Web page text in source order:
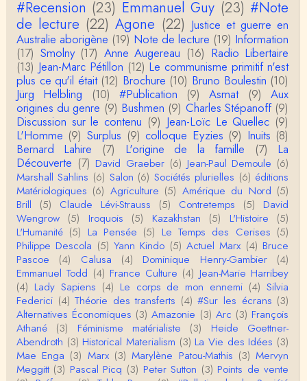
roland chaudat
Votre gourmandise sera probablement récompens
ée parce que Snow apporte "de l'eau à votre m
o…
Christophe Darmangeat
...Et merci à vous pour Snow – qui m'a l'air d'être
davantage une histoire qu'une et…
roland chaudat
Tout à fait d'accord avec vous et quant à Leacock j
e n'ai lu qu'un de ses ouvrages et il…
Anonymous
Homo sapiens a clairement évolué depuis 300 00
0 ans. Tout d'abord, il y a la différence notable …
Christophe Darmangeat
Cet article apporte de l'eau à mon moulin (si j'ose
dire) en appuyant la réalité des torture…
roland chaudat
IROQUOIS CANNIBALISM: FACT NOT FICTIONTho
mas S. AblerUniversity of WaterlooBien que ce text
e ne comp…
roland chaudat
Merci de relever ma généralisation hâtive en ce qu
#Recension (23) Emmanuel Guy (23) #Note
de lecture (22) Agone (22) Justice et guerre en
Australie aborigène (19) Note de lecture (19) Information
(17) Smolny (17) Anne Augereau (16) Radio Libertaire
(13) Jean-Marc Pétillon (12) Le communisme primitif n'est
plus ce qu'il était (12) Brochure (10) Bruno Boulestin (10)
Jürg Helbling
(10) #Publication (9) Asmat (9)
Aux
origines du genre (9) Bushmen (9) Charles Stépanoff (9)
Discussion sur le contenu (9) Jean-Loïc Le Quellec (9)
L'Homme (9) Surplus (9) colloque Eyzies (9) Inuits (8)
Bernard Lahire
(7) L'origine de la famille (7)
La
Découverte (7) David Graeber (6) Jean-Paul Demoule (6)
Marshall Sahlins (6) Salon (6) Sociétés plurielles (6) éditions
Matériologiques (6) Agriculture (5) Amérique du Nord (5)
Brill
(5) Claude Lévi-Strauss (5) Contretemps (5)
David
Wengrow (5) Iroquois (5) Kazakhstan (5) L'Histoire
(5)
L'Humanité (5) La Pensée (5) Le Temps des Cerises (5)
Philippe Descola (5) Yann Kindo (5) Actuel Marx (4) Bruce
Pascoe
(4) Calusa (4) Dominique Henry-Gambier
(4)
Emmanuel Todd (4) France Culture (4) Jean-Marie Harribey
(4) Lady Sapiens (4) Le corps de mon ennemi (4) Silvia
Federici (4) Théorie des transferts (4) #Sur les écrans (3)
Alternatives Économiques (3) Amazonie (3) Arc (3) François
Athané
(3) Féminisme matérialiste (3)
Heide Goettner-
Abendroth (3) Historical Materialism (3) La Vie des Idées (3)
Mae Enga (3) Marx (3) Marylène Patou-Mathis (3) Mervyn
Meggitt (3) Pascal Picq (3) Peter Sutton (3) Points de vente